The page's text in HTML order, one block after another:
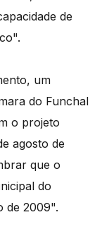
de
um
do Funchal
o projeto
agosto de
que o
do
de 2009".